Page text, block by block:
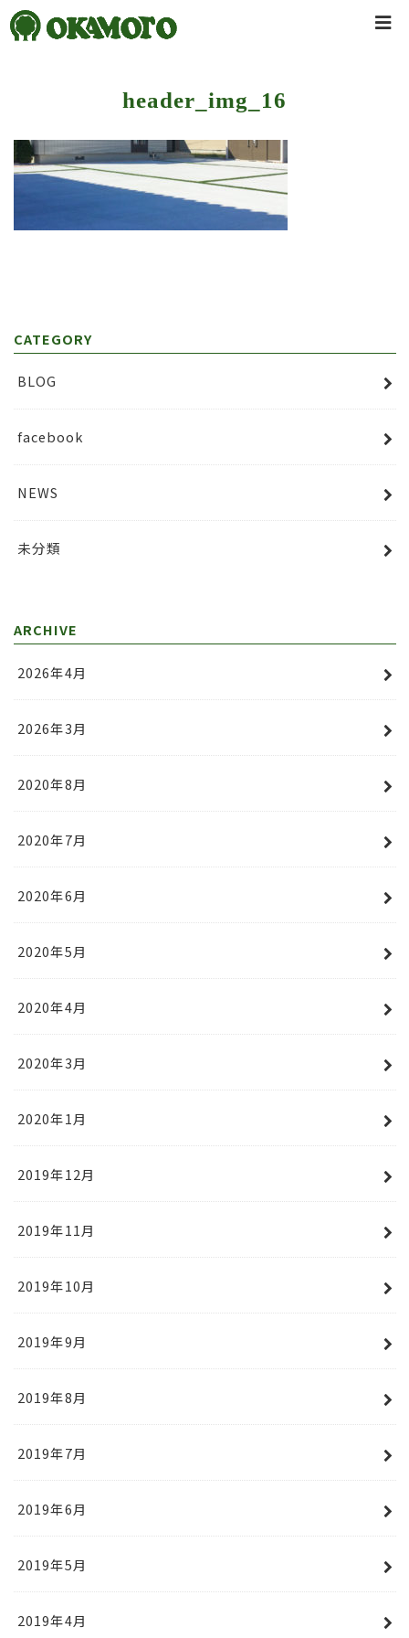
header_img_16
CATEGORY
BLOG
facebook
NEWS
未分類
ARCHIVE
2026年4月
2026年3月
2020年8月
2020年7月
2020年6月
2020年5月
2020年4月
2020年3月
2020年1月
2019年12月
2019年11月
2019年10月
2019年9月
2019年8月
2019年7月
2019年6月
2019年5月
2019年4月